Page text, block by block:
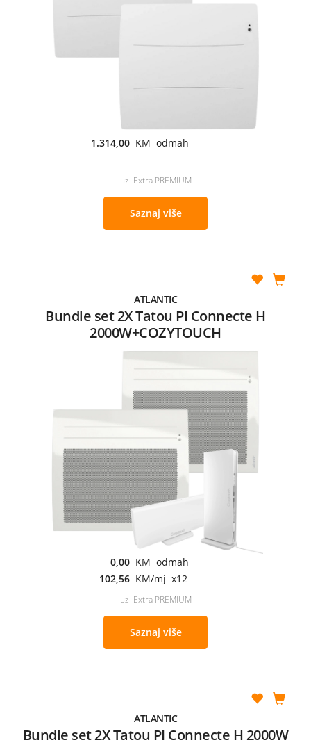
1.314,00 KM odmah
uz Extra PREMIUM
Saznaj više
ATLANTIC
Bundle set 2X Tatou PI Connecte H
2000W+COZYTOUCH
0,00 KM odmah
102,56 KM/mj x12
uz Extra PREMIUM
Saznaj više
ATLANTIC
Bundle set 2X Tatou PI Connecte H 2000W